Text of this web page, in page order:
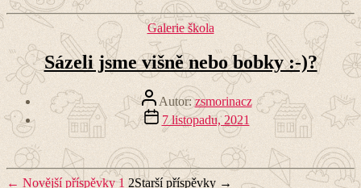
Rubriky
Galerie škola
Sázeli jsme višně nebo bobky :-)?
Autor
příspěvku
Autor:zsmorinacz
Datum
příspěvku
7 listopadu, 2021
← Novějšípříspěvky 1 2Staršípříspěvky →